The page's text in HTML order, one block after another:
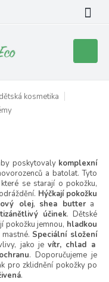
košík
kosmetika
poskytovaly komplexní
a batolat. Tyto
se starají o pokožku,
Hýčkají pokožku
olej, shea buttera
účinek. Dětské
pokožku jemnou, hladkou
Speciální složení
jako jevítr, chlad a
. Doporučujeme je
pro zklidnění pokožky po
.